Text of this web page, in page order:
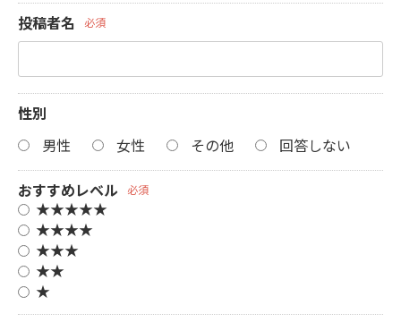
投稿者名 必須
性別
男性
女性 その他 回答しない
おすすめレベル 必須
★★★★★
★★★★
★★★
★★
★